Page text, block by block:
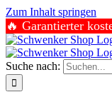
Zum Inhalt springen
🔥 Garantierter
Suche nach: